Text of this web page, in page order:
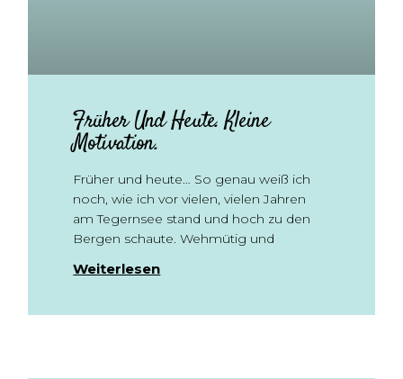
Früher Und Heute. Kleine
Motivation.
Früher und heute… So genau weiß ich
noch, wie ich vor vielen, vielen Jahren
am Tegernsee stand und hoch zu den
Bergen schaute. Wehmütig und
Weiterlesen